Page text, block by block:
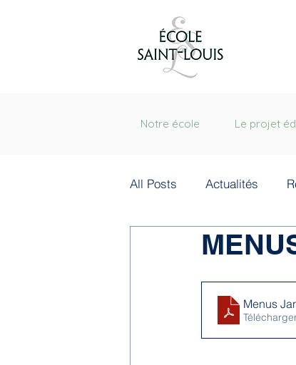
Notre école Le projet
All Posts Actualités
Menus